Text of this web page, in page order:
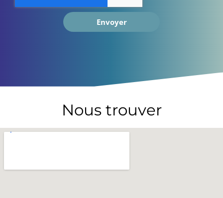
Envoyer
Nous trouver